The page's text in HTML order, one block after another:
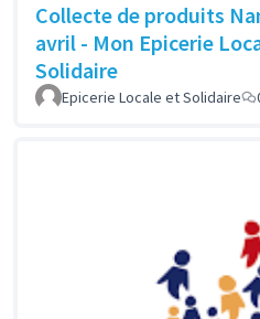
Collecte de produits
avril - Mon Epicerie
Solidaire
Epicerie Locale et Solidaire